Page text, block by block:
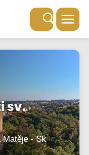
sv.
Matěje - Sk
sv.
Matěje - Sk